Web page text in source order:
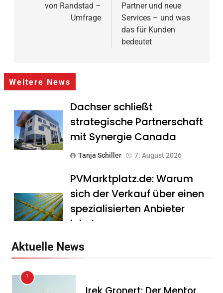
von Randstad –
Umfrage
Partner und neue
Services – und was
das für Kunden
bedeutet
Weitere News
Dachser schließt
strategische Partnerschaft
mit Synergie Canada
Tanja Schiller 7. August 2026
PVMarktplatz.de: Warum
sich der Verkauf über einen
spezialisierten Anbieter
lohnt
Aktuelle News
1